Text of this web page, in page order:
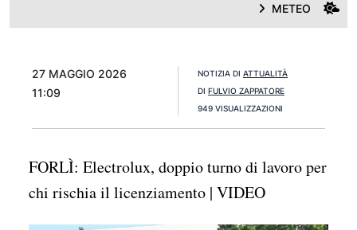
METEO
27 MAGGIO 2026
11:09
NOTIZIA DI ATTUALITÀ
DI FULVIO ZAPPATORE
949 VISUALIZZAZIONI
FORLÌ: Electrolux, doppio turno di lavoro per
chi rischia il licenziamento | VIDEO